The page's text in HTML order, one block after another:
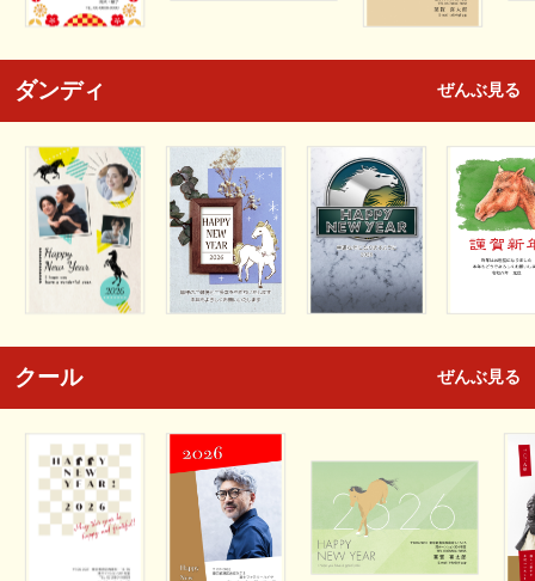
ダンディ ぜんぶ見る
クール ぜんぶ見る